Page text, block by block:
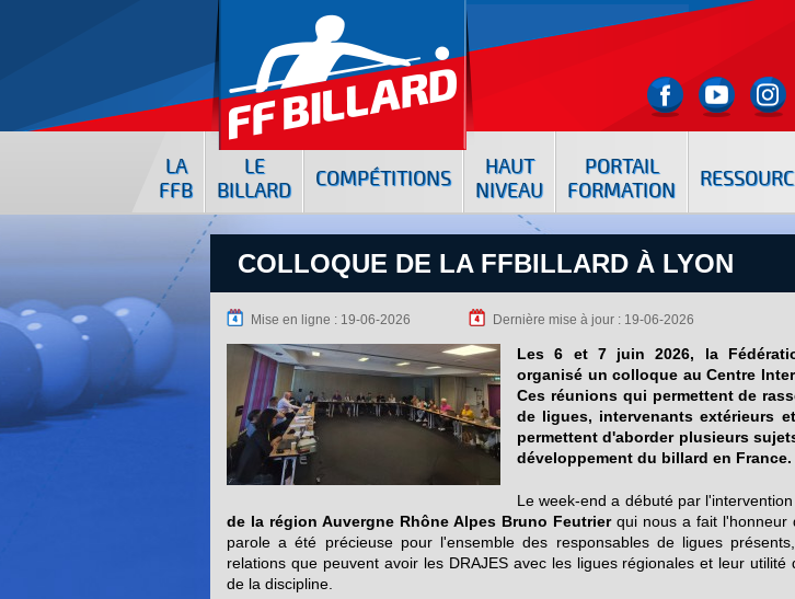
LA
FFB
LE
BILLARD
COMPÉTITIONS
HAUT
NIVEAU
PORTAIL
FORMATION
COLLOQUE DE LA FFBILLARD À LYON
Mise en ligne : 19-06-2026 Dernière mise à jour : 19-06-2026
Les 6 et 7 juin 2026, la
organisé un colloque au Centre
Ces réunions qui permettent de
de ligues, intervenants extérieurs
permettent d'aborder plusieurs
développement du billard en France.
Le week-end a débuté par
de la région Auvergne Rhône Alpes Bruno Feutrierqui nous a fait l'honneur
parole a été précieuse pour l'ensemble des responsables de ligues
relations que peuvent avoir les DRAJES avec les ligues régionales et leur utilité
de la discipline.